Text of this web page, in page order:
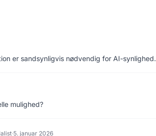
er sandsynligvis nødvendig for AI-synlighed.
mulighed?
·5. januar 2026